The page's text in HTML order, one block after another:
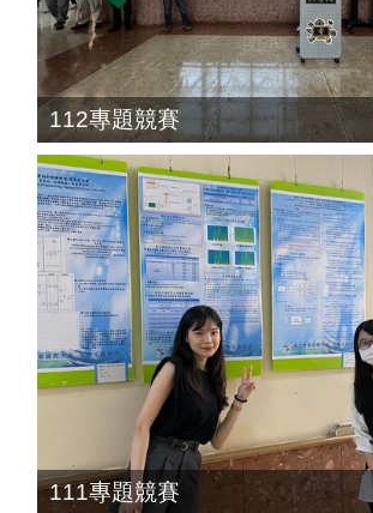
112專題競賽
111專題競賽